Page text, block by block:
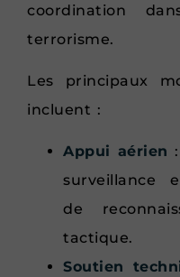
coordination
terrorisme.
Les principaux
incluent :
Appui aérien
surveillance
de
tactique.
Soutien